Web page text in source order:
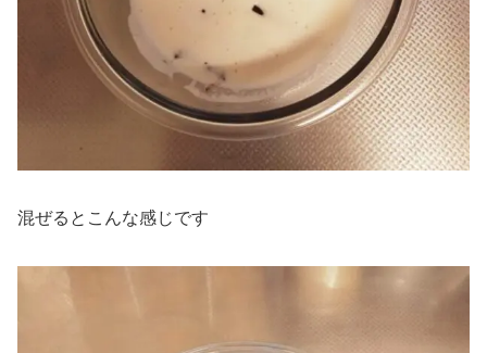
混ぜるとこんな感じです